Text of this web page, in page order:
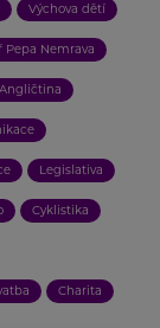
Výchova dětí
Pepa Nemrava
Angličtina
Legislativa
Cyklistika
Charita